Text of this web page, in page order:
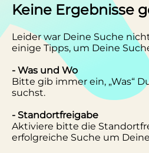
Keine Ergebnisse
Leider war Deine Suche
einige Tipps, um Deine
- Was und Wo
Bitte gib immer ein, „Was“
suchst.
- Standortfreigabe
Aktiviere bitte die
erfolgreiche Suche um